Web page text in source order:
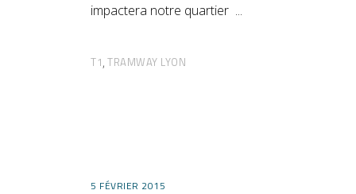
impactera notre quartier
T1, TRAMWAY LYON
5 FÉVRIER 2015